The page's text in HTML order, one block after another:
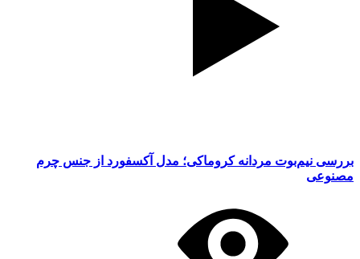
بررسی نیم‌بوت مردانه کروماکی؛ مدل آکسفورد از جنس چرم
مصنوعی